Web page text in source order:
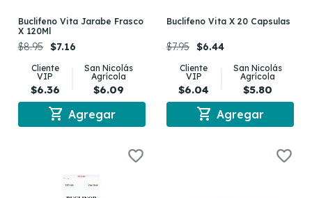
Buclifeno Vita Jarabe Frasco
X 120Ml
$8.95 $7.16
Cliente
VIP
$6.36
San Nicolás
Agrícola
$6.09
shopping_cart Agregar
Buclifeno Vita X 20 Capsulas
$7.95 $6.44
Cliente
VIP
$6.04
San Nicolás
Agrícola
$5.80
shopping_cart Agregar